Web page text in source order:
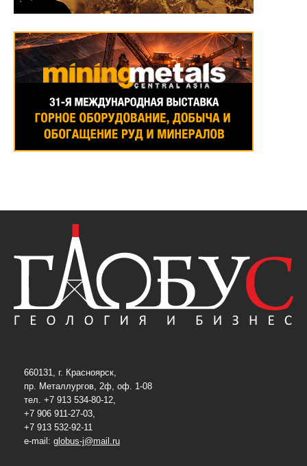
660131, г. Красноярск,
пр. Металлургов, 2ф, оф. 1-08
тел. +7 913 534-80-12,
+7 906 911-27-03,
+7 913 532-92-11
e-mail: globus-j@mail.ru